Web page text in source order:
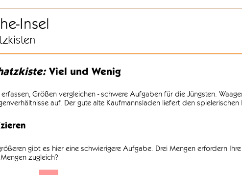
Insel
Viel und Wenig
Größen vergleichen - schwere Aufgaben für die Jüngsten.
auf. Der gute alte Kaufmannsladen liefert den spielerischen
gibt es hier eine schwierigere Aufgabe. Drei Mengen erfordern
zugleich?